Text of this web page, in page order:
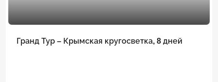
Гранд Тур – Крымская кругосветка, 8 дней